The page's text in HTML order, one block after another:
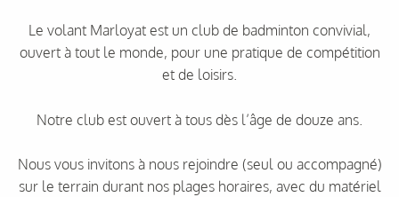
Le volant Marloyat est un club de badminton convivial,
ouvert à tout le monde, pour une pratique de compétition
et de loisirs.
Notre club est ouvert à tous dès l’âge de douze ans.
Nous vous invitons à nous rejoindre (seul ou accompagné)
sur le terrain durant nos plages horaires, avec du matériel